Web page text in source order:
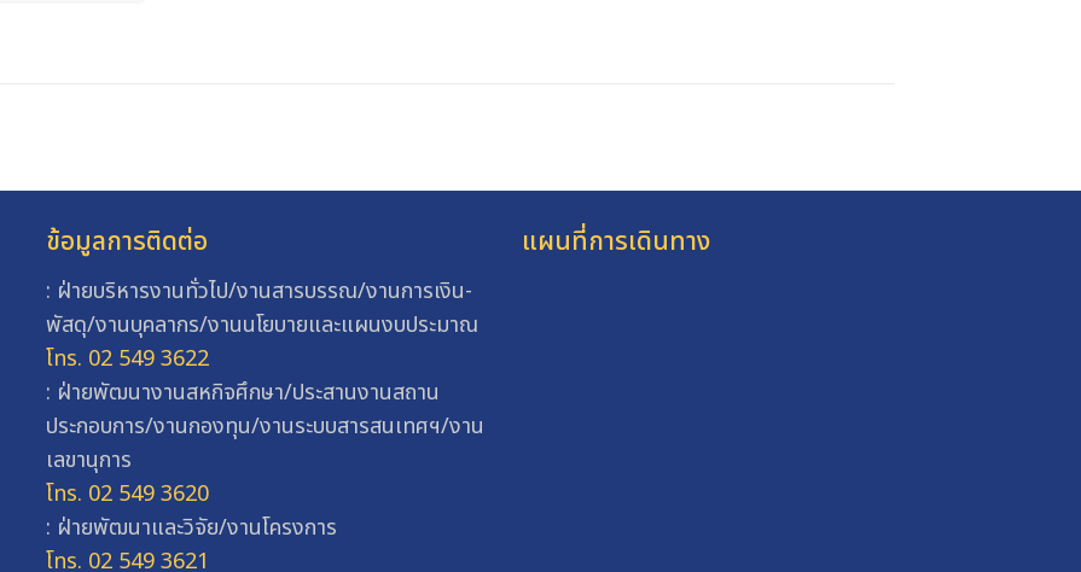
ข้อมูลการติดต่อ
: ฝ่ายบริหารงานทั่วไป/งานสารบรรณ/งานการเงิน-
พัสดุ/งานบุคลากร/งานนโยบายและแผนงบประมาณ
โทร. 02 549 3622
: ฝ่ายพัฒนางานสหกิจศึกษา/ประสานงานสถาน
ประกอบการ/งานกองทุน/งานระบบสารสนเทศฯ/งาน
เลขานุการ
โทร. 02 549 3620
: ฝ่ายพัฒนาและวิจัย/งานโครงการ
โทร. 02 549 3621
แผนที่การเดินทาง